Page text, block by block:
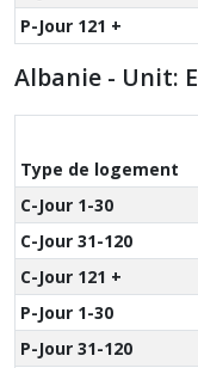
P-Jour 121 +
Albanie - Unit:
Type de logement
C-Jour 1-30
C-Jour 31-120
C-Jour 121 +
P-Jour 1-30
P-Jour 31-120